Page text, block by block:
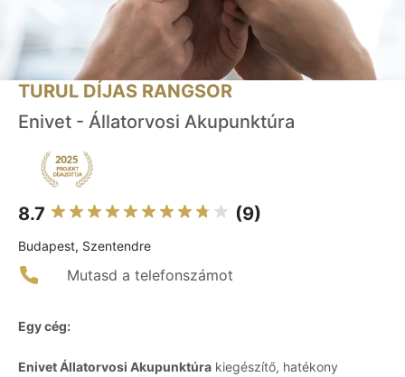
TURUL DÍJAS RANGSOR
Enivet - Állatorvosi Akupunktúra
8.7 (9)
Budapest, Szentendre
Mutasd a telefonszámot
Egy cég:
Enivet Állatorvosi Akupunktúra kiegészítő, hatékony